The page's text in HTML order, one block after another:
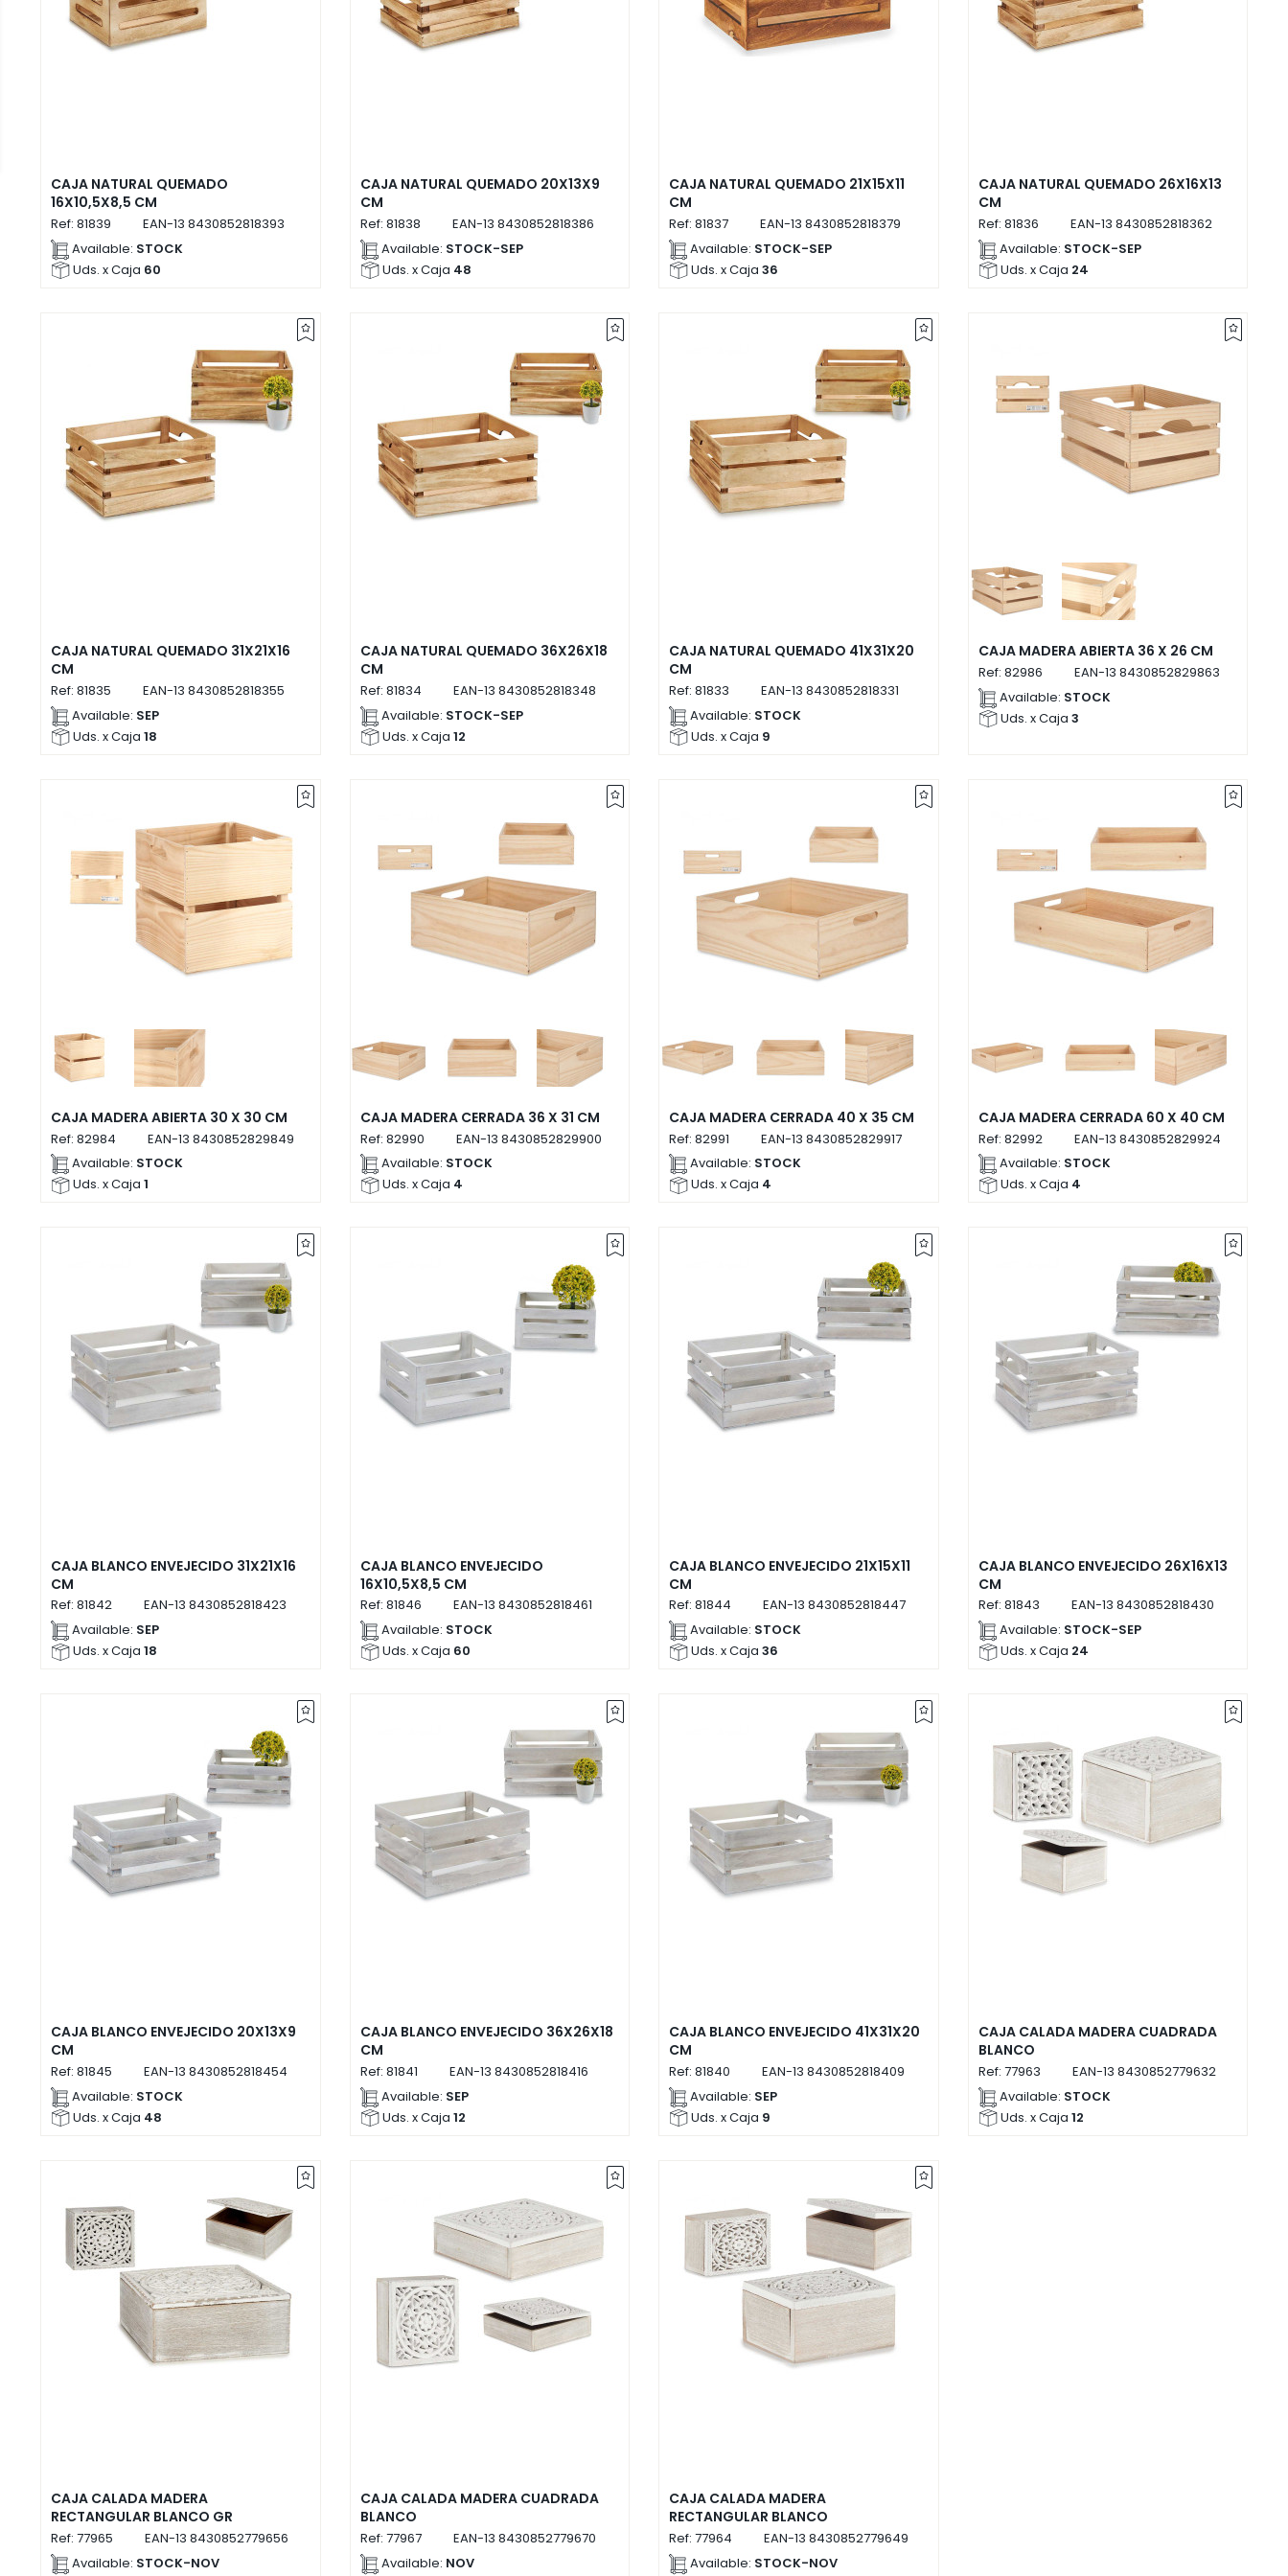
CAJA NATURAL QUEMADO
16X10,5X8,5 CM
Ref: 81839 EAN-13 8430852818393
Available: STOCK
Uds. x Caja 60
CAJA NATURAL QUEMADO 20X13X9
CM
Ref: 81838 EAN-13 8430852818386
Available: STOCK-SEP
Uds. x Caja 48
CAJA NATURAL QUEMADO 21X15X11
CM
Ref: 81837 EAN-13 8430852818379
Available: STOCK-SEP
Uds. x Caja 36
CAJA NATURAL QUEMADO 26X16X13
CM
Ref: 81836 EAN-13 8430852818362
Available: STOCK-SEP
Uds. x Caja 24
CAJA NATURAL QUEMADO 31X21X16
CM
Ref: 81835 EAN-13 8430852818355
Available: SEP
Uds. x Caja 18
CAJA NATURAL QUEMADO 36X26X18
CM
Ref: 81834 EAN-13 8430852818348
Available: STOCK-SEP
Uds. x Caja 12
CAJA NATURAL QUEMADO 41X31X20
CM
Ref: 81833 EAN-13 8430852818331
Available: STOCK
Uds. x Caja 9
CAJA MADERA ABIERTA 36 X 26 CM
Ref: 82986 EAN-13 8430852829863
Available: STOCK
Uds. x Caja 3
CAJA MADERA ABIERTA 30 X 30 CM
Ref: 82984 EAN-13 8430852829849
Available: STOCK
Uds. x Caja 1
CAJA MADERA CERRADA 36 X 31 CM
Ref: 82990 EAN-13 8430852829900
Available: STOCK
Uds. x Caja 4
CAJA MADERA CERRADA 40 X 35 CM
Ref: 82991 EAN-13 8430852829917
Available: STOCK
Uds. x Caja 4
CAJA MADERA CERRADA 60 X 40 CM
Ref: 82992 EAN-13 8430852829924
Available: STOCK
Uds. x Caja 4
CAJA BLANCO ENVEJECIDO 31X21X16
CM
Ref: 81842 EAN-13 8430852818423
Available: SEP
Uds. x Caja 18
CAJA BLANCO ENVEJECIDO
16X10,5X8,5 CM
Ref: 81846 EAN-13 8430852818461
Available: STOCK
Uds. x Caja 60
CAJA BLANCO ENVEJECIDO 21X15X11
CM
Ref: 81844 EAN-13 8430852818447
Available: STOCK
Uds. x Caja 36
CAJA BLANCO ENVEJECIDO 26X16X13
CM
Ref: 81843 EAN-13 8430852818430
Available: STOCK-SEP
Uds. x Caja 24
CAJA BLANCO ENVEJECIDO 20X13X9
CM
Ref: 81845 EAN-13 8430852818454
Available: STOCK
Uds. x Caja 48
CAJA BLANCO ENVEJECIDO 36X26X18
CM
Ref: 81841 EAN-13 8430852818416
Available: SEP
Uds. x Caja 12
CAJA BLANCO ENVEJECIDO 41X31X20
CM
Ref: 81840 EAN-13 8430852818409
Available: SEP
Uds. x Caja 9
CAJA CALADA MADERA CUADRADA
BLANCO
Ref: 77963 EAN-13 8430852779632
Available: STOCK
Uds. x Caja 12
CAJA CALADA MADERA
RECTANGULAR BLANCO GR
Ref: 77965 EAN-13 8430852779656
Available: STOCK-NOV
CAJA CALADA MADERA CUADRADA
BLANCO
Ref: 77967 EAN-13 8430852779670
Available: NOV
CAJA CALADA MADERA
RECTANGULAR BLANCO
Ref: 77964 EAN-13 8430852779649
Available: STOCK-NOV